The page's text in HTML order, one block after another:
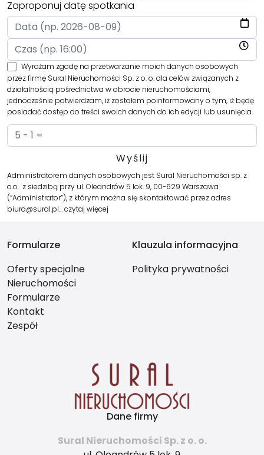
Zaproponuj datę spotkania
Wyrażam zgodę na przetwarzanie moich danych osobowych
przez firmę Sural Nieruchomości Sp. z o. o. dla celów związanych z
działalnością pośrednictwa w obrocie nieruchomościami,
jednocześnie potwierdzam, iż zostałem poinformowany o tym, iż będę
posiadać dostęp do treści swoich danych do ich edycji lub usunięcia.
Administratorem danych osobowych jest Sural Nieruchomości sp. z
o.o. z siedzibą przy ul. Oleandrów 5 lok. 9, 00-629 Warszawa
(“Administrator”), z którym można się skontaktować przez adres
biuro@sural.pl…czytaj więcej
Formularze
Oferty specjalne
Nieruchomości
Formularze
Kontakt
Zespół
Klauzula informacyjna
Polityka prywatności
Dane firmy
Sural Nieruchomości Sp. z o. o.